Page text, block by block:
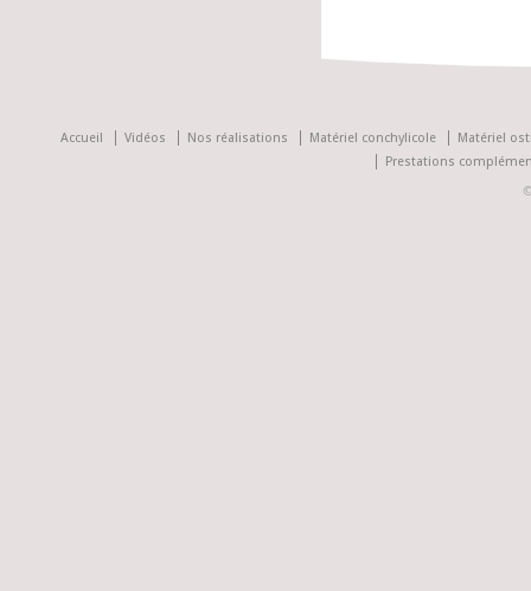
Accueil Vidéos Nos réalisations Matériel conchylicole
Matériel
Prestations